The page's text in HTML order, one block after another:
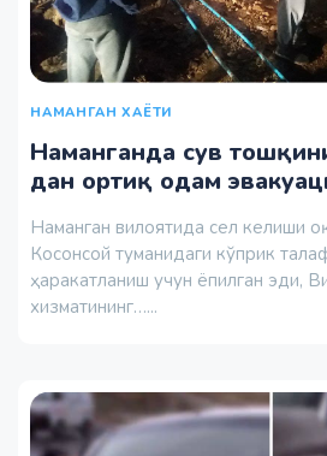
НАМАНГАН ХАЁТИ
Наманганда сув
дан ортиқ одам
Наманган вилоятида сел келиши
Косонсой туманидаги кўприк
ҳаракатланиш учун ёпилган эди,
хизматининг…...